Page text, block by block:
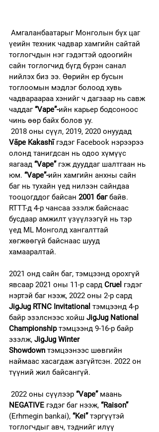
үеийн техник чадвар хамгийн сайтай
тоглогчдын нэг гэдэгтэй одоогийн
сайн тоглогчид бүгд бүрэн санал
нийлэх биз ээ. Өөрийн ер бусын
тоглоомын мэдлэг болоод хувь
чадвараараа хэнийг ч дагзаар нь савж
чаддаг “Vape”-ийн карьер бодсоноос
чинь өөр байх болов уу.
2018 оны сүүл, 2019, 2020 онуудад
Vāpe Kakashī гэдэг Facebook нэрээрээ
олонд танигдсан нь одоо хүмүүс
яагаад “Vape” гэж дууддаг шалтгаан нь
юм. “Vape”-ийн хамгийн анхны сайн
баг нь тухайн үед нилээн сайндаа
тооцогддог байсан 2001 баг байв.
RTTT-д 4-р чансаа эзэлж байснаас
бусдаар амжилт үзүүлээгүй нь тэр
үед ML Монголд хангалттай
хөгжөөгүй байснаас шууд
хамааралтай.
2021 онд сайн баг, тэмцээнд орохгүй
явсаар 2021 оны 11-р сард Cruel гэдэг
нэртэй баг нээж, 2022 оны 2-р сард
JigJug RTNC Invitational тэмцээнд 4-р
байр эзэлснээс хойш JigJug National
Championship тэмцээнд 9-16-р байр
эзэлж, JigJug Winter
Showdown тэмцээнээс шөвгийн
наймаас хасагдаж азгүйтсэн. 2022 он
түүний жил байсангүй.
2022 оны сүүлээр “Vape” маань
NEGATIVE гэдэг баг нээж, “Raison”
(Erhmegin bankai), “Kei” тэргүүтэй
тоглогчдыг авч, тэднийг илүү